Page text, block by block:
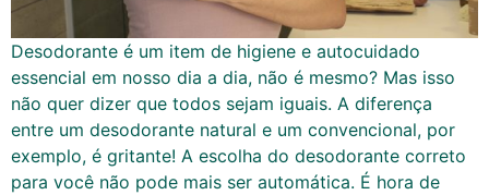
Desodorante é um item de higiene e autocuidado
essencial em nosso dia a dia, não é mesmo? Mas isso
não quer dizer que todos sejam iguais. A diferença
entre um desodorante natural e um convencional, por
exemplo, é gritante! A escolha do desodorante correto
para você não pode mais ser automática. É hora de